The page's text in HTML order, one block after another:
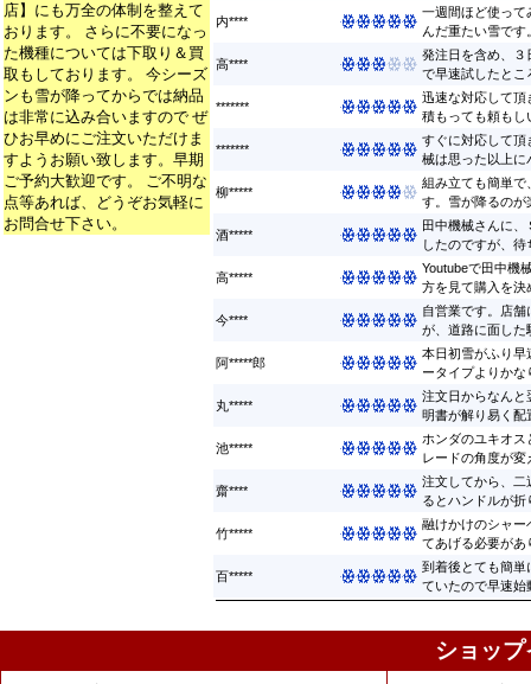
店】にも万全の体制を整えて
おります。 さらに不要になっ
た機種については下取り＆買
取もしております。 今シーズ
ンも雪が降ってからでは納品
は非常に込み合いますので ぜ
ひお早めにご注文いただけま
すようお願い致します。早期
ご予約大歓迎です。 ご不明な
点等あれば、どうぞお気軽に
お問合せ下さい。
内****
一週間ほど使って
んだ重たい雪で
高****
発注日を含め、３
で早速試したとこ
*******
迅速な対応して頂
積もっても頼もし
*******
すぐに対応して頂
械は思った以上に
柳*****
組み立ても簡単で
す。雪が降るのが
酒*****
田中機械さんに
したのですが、
高*****
Youtubeで田中機
方を見て購入を決
今****
自営業です。店
が、道路に面した
阿*****郎
本日初雪がふり早
ータイプよりかな
丸*****
注文日からなんと
明書が解り易く配
池*****
ホンダのユキオ
レードの角度が
齋****
注文してから、二
るとハンドルが
竹*****
融けかけのシャー
てあげる必要があ
百*****
到着後とても簡単
ていたので早速始
ショッ